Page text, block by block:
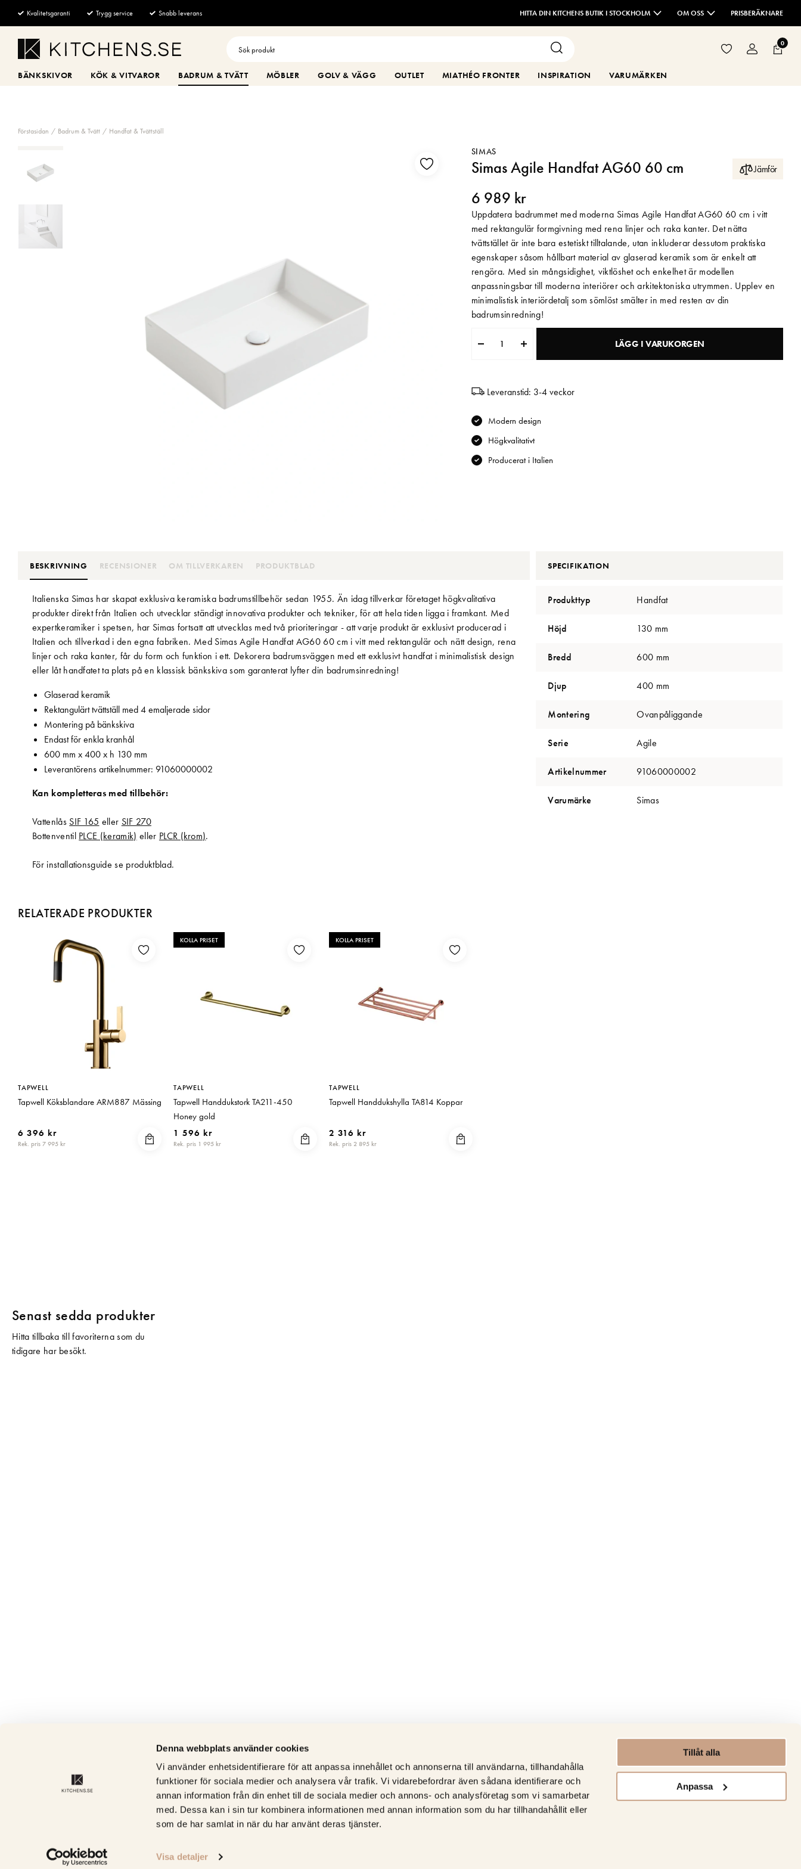
Denna webbplats använder cookies
Vi använder enhetsidentifierare för att anpassa innehållet och annonserna till användarna, tillhandahålla
funktioner för sociala medier och analysera vår trafik. Vi vidarebefordrar även sådana identifierare och
annan information från din enhet till de sociala medier och annons- och analysföretag som vi samarbetar
med. Dessa kan i sin tur kombinera informationen med annan information som du har tillhandahållit eller
som de har samlat in när du har använt deras tjänster.
Visa detaljer
Tillåt alla
Anpassa
HITTA DIN KITCHENS BUTIK I STOCKHOLM OM OSS PRISBERÄKNARE
Kvalitetsgaranti Trygg service Snabb leverans
0
BÄNKSKIVOR KÖK & VITVAROR BADRUM & TVÄTT MÖBLER GOLV & VÄGG OUTLET MIATHÉO FRONTER INSPIRATION VARUMÄRKEN
Förstasidan Badrum & Tvätt Handfat & Tvättställ
SIMAS
Simas Agile Handfat AG60 60 cm Jämför
6 989 kr
Uppdatera badrummet med moderna Simas Agile Handfat AG60 60 cm i vitt
med rektangulär formgivning med rena linjer och raka kanter. Det nätta
tvättstället är inte bara estetiskt tilltalande, utan inkluderar dessutom praktiska
egenskaper såsom hållbart material av glaserad keramik som är enkelt att
rengöra. Med sin mångsidighet, viktlöshet och enkelhet är modellen
anpassningsbar till moderna interiörer och arkitektoniska utrymmen. Upplev en
minimalistisk interiördetalj som sömlöst smälter in med resten av din
badrumsinredning!
LÄGG I VARUKORGEN
Leveranstid: 3-4 veckor
Modern design
Högkvalitativt
Producerat i Italien
BESKRIVNING RECENSIONER OM TILLVERKAREN PRODUKTBLAD
Italienska Simas har skapat exklusiva keramiska badrumstillbehör sedan 1955. Än idag tillverkar företaget högkvalitativa
produkter direkt från Italien och utvecklar ständigt innovativa produkter och tekniker, för att hela tiden ligga i framkant. Med
expertkeramiker i spetsen, har Simas fortsatt att utvecklas med två prioriteringar - att varje produkt är exklusivt producerad i
Italien och tillverkad i den egna fabriken. Med Simas Agile Handfat AG60 60 cm i vitt med rektangulär och nätt design, rena
linjer och raka kanter, får du form och funktion i ett. Dekorera badrumsväggen med ett exklusivt handfat i minimalistisk design
eller låt handfatet ta plats på en klassisk bänkskiva som garanterat lyfter din badrumsinredning!
Glaserad keramik
Rektangulärt tvättställ med 4 emaljerade sidor
Montering på bänkskiva
Endast för enkla kranhål
600 mm x 400 x h 130 mm
Leverantörens artikelnummer: 91060000002
Kan kompletteras med tillbehör:
Vattenlås SIF 165 eller SIF 270
Bottenventil PLCE (keramik) eller PLCR (krom).
För installationsguide se produktblad.
SPECIFIKATION
Produkttyp Handfat
Höjd 130 mm
Bredd 600 mm
Djup 400 mm
Montering Ovanpåliggande
Serie Agile
Artikelnummer 91060000002
Varumärke Simas
RELATERADE PRODUKTER
TAPWELL
Tapwell Köksblandare ARM887 Mässing
6 396 kr
Rek. pris 7 995 kr
KOLLA PRISET
TAPWELL
Tapwell Handdukstork TA211-450
Honey gold
1 596 kr
Rek. pris 1 995 kr
KOLLA PRISET
TAPWELL
Tapwell Handdukshylla TA814 Koppar
2 316 kr
Rek. pris 2 895 kr
Senast sedda produkter
Hitta tillbaka till favoriterna som du
tidigare har besökt.